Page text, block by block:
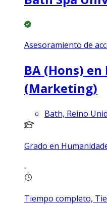
Asesoramiento de
BA (Hons)
(Marketing)
Bath, Reino
Grado en
Tiempo completo,